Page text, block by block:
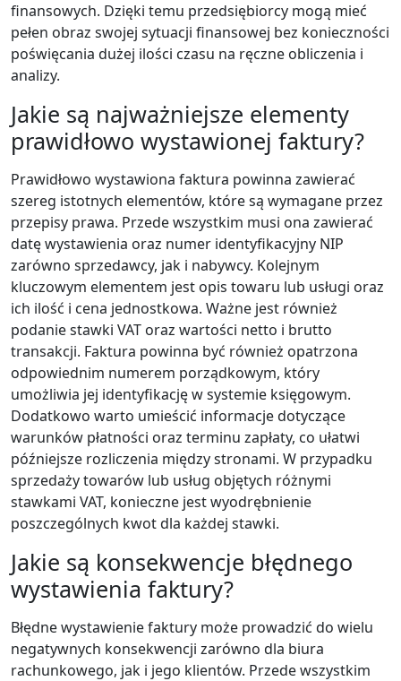
finansowych. Dzięki temu przedsiębiorcy mogą mieć
pełen obraz swojej sytuacji finansowej bez konieczności
poświęcania dużej ilości czasu na ręczne obliczenia i
analizy.
Jakie są najważniejsze elementy
prawidłowo wystawionej faktury?
Prawidłowo wystawiona faktura powinna zawierać
szereg istotnych elementów, które są wymagane przez
przepisy prawa. Przede wszystkim musi ona zawierać
datę wystawienia oraz numer identyfikacyjny NIP
zarówno sprzedawcy, jak i nabywcy. Kolejnym
kluczowym elementem jest opis towaru lub usługi oraz
ich ilość i cena jednostkowa. Ważne jest również
podanie stawki VAT oraz wartości netto i brutto
transakcji. Faktura powinna być również opatrzona
odpowiednim numerem porządkowym, który
umożliwia jej identyfikację w systemie księgowym.
Dodatkowo warto umieścić informacje dotyczące
warunków płatności oraz terminu zapłaty, co ułatwi
późniejsze rozliczenia między stronami. W przypadku
sprzedaży towarów lub usług objętych różnymi
stawkami VAT, konieczne jest wyodrębnienie
poszczególnych kwot dla każdej stawki.
Jakie są konsekwencje błędnego
wystawienia faktury?
Błędne wystawienie faktury może prowadzić do wielu
negatywnych konsekwencji zarówno dla biura
rachunkowego, jak i jego klientów. Przede wszystkim